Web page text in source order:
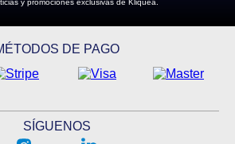
y promociones exclusivas de Kliquea.
DE PAGO
SÍGUENOS